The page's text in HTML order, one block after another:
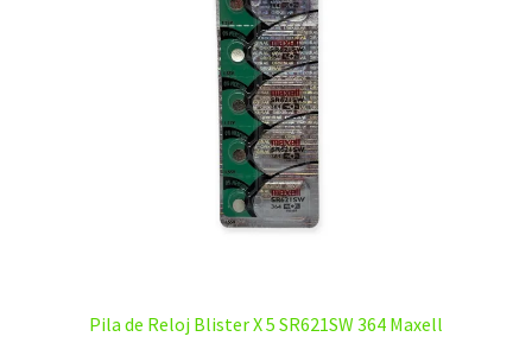
Pila de Reloj Blister X 5 SR621SW 364 Maxell